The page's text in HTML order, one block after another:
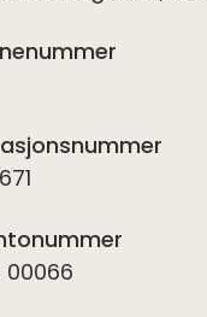
00066